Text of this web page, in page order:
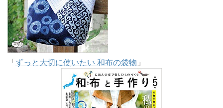
「 ずっと大切に使いたい 和布の袋物 」